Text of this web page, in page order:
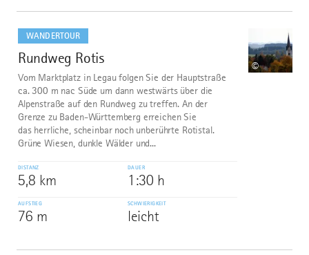
WANDERTOUR
8
Rundweg Rotis
©
Vom Marktplatz in Legau folgen Sie der Hauptstraße
ca. 300 m nac Süde um dann westwärts über die
Alpenstraße auf den Rundweg zu treffen. An der
Grenze zu Baden-Württemberg erreichen Sie
das herrliche, scheinbar noch unberührte Rotistal.
Grüne Wiesen, dunkle Wälder und...
DISTANZ
5,8 km
DAUER
1:30 h
AUFSTIEG
76 m
SCHWIERIGKEIT
leicht
dazu